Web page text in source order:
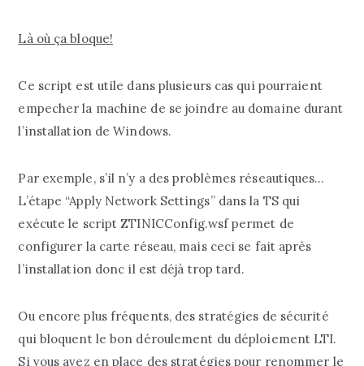
Là où ça bloque!
Ce script est utile dans plusieurs cas qui pourraient
empecher la machine de se joindre au domaine durant
l’installation de Windows.
Par exemple, s’il n’y a des problèmes réseautiques…
L’étape “Apply Network Settings” dans la TS qui
exécute le script ZTINICConfig.wsf permet de
configurer la carte réseau, mais ceci se fait après
l’installation donc il est déjà trop tard.
Ou encore plus fréquents, des stratégies de sécurité
qui bloquent le bon déroulement du déploiement LTI.
Si vous avez en place des stratégies pour renommer le